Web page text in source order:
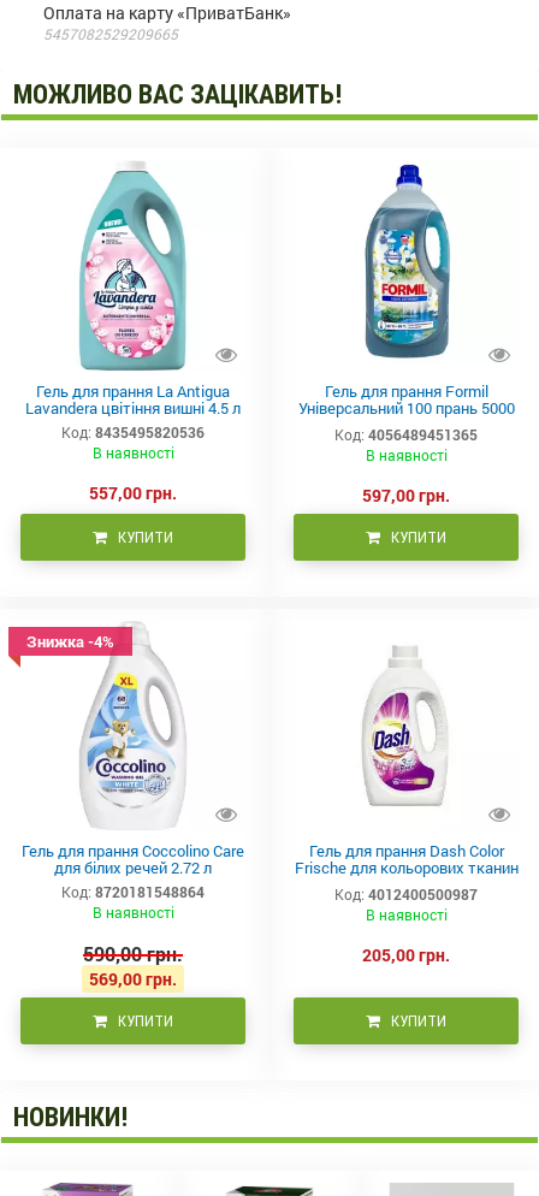
Оплата на карту «ПриватБанк»
5457082529209665
МОЖЛИВО ВАС ЗАЦІКАВИТЬ!
Гель для прання La Antigua
Lavandera цвітіння вишні 4.5 л
Код: 8435495820536
В наявності
557,00 грн.
КУПИТИ
Гель для прання Formil
Універсальний 100 прань 5000
Код: 4056489451365
В наявності
597,00 грн.
КУПИТИ
Знижка -4%
Гель для прання Coccolino Care
для білих речей 2.72 л
Код: 8720181548864
В наявності
590,00 грн.
569,00 грн.
КУПИТИ
Гель для прання Dash Color
Frische для кольорових тканин
1.1 л 20 прань
Код: 4012400500987
В наявності
205,00 грн.
КУПИТИ
НОВИНКИ!